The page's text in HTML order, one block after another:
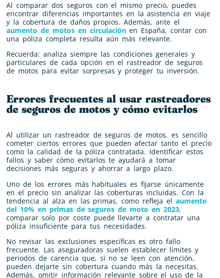
Al comparar dos seguros con el mismo precio, puedes
encontrar diferencias importantes en la asistencia en viaje
y la cobertura de daños propios. Además, ante el
aumento de motos en circulaciónen España, contar con
una póliza completa resulta aún más relevante.
Recuerda: analiza siempre las condiciones generales y
particulares de cada opción en el rastreador de seguros
de motos para evitar sorpresas y proteger tu inversión.
Errores frecuentes al usar rastreadores
de seguros de motos y cómo evitarlos
Al utilizar un rastreador de seguros de motos, es sencillo
cometer ciertos errores que pueden afectar tanto el precio
como la calidad de la póliza contratada. Identificar estos
fallos y saber cómo evitarlos te ayudará a tomar
decisiones más seguras y ahorrar a largo plazo.
Uno de los errores más habituales es fijarse únicamente
en el precio sin analizar las coberturas incluidas. Con la
tendencia al alza en las primas, como refleja el aumento
del 10% en primas de seguros de moto en 2023,
comparar solo por coste puede llevarte a contratar una
póliza insuficiente para tus necesidades.
No revisar las exclusiones específicas es otro fallo
frecuente. Las aseguradoras suelen establecer límites y
periodos de carencia que, si no se leen con atención,
pueden dejarte sin cobertura cuando más la necesitas.
Además, omitir información relevante sobre el uso de la